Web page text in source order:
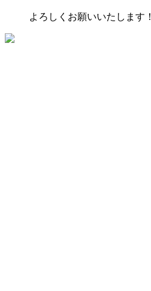
よろしくお願いいたします！